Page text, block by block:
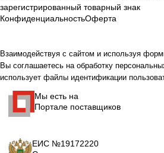
зарегистрированный товарный знак
КонфиденциальностьОферта
Взаимодействуя с сайтом и используя
Вы соглашаетесь на обработку
использует файлы идентификации
Мы есть на
Портале поставщиков
ЕИС №19172220